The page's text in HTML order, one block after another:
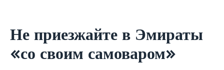
Не приезжайте в Эмираты
«со своим самоваром»